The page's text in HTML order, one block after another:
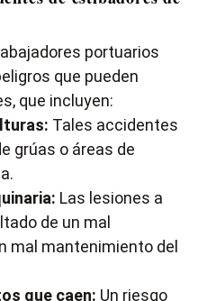
portuarios
que pueden
que incluyen:
Tales accidentes
grúas o áreas de
Las lesiones a
de un mal
mal mantenimiento del
que caen: Un riesgo